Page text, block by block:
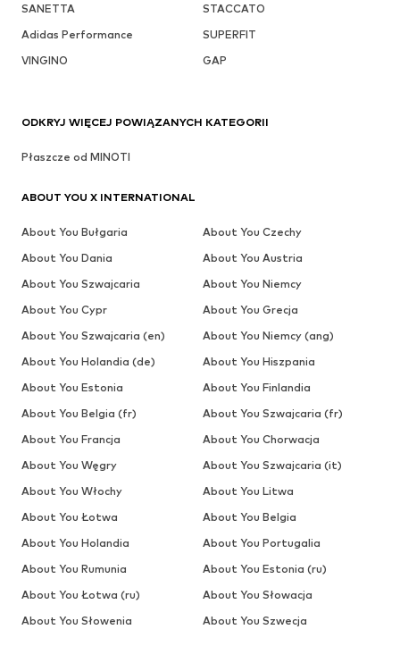
SANETTA
STACCATO
Adidas Performance
SUPERFIT
VINGINO
GAP
ODKRYJ WIĘCEJ POWIĄZANYCH KATEGORII
Płaszcze od MINOTI
ABOUT YOU X INTERNATIONAL
About You Bułgaria
About You Czechy
About You Dania
About You Austria
About You Szwajcaria
About You Niemcy
About You Cypr
About You Grecja
About You Szwajcaria (en)
About You Niemcy (ang)
About You Holandia (de)
About You Hiszpania
About You Estonia
About You Finlandia
About You Belgia (fr)
About You Szwajcaria (fr)
About You Francja
About You Chorwacja
About You Węgry
About You Szwajcaria (it)
About You Włochy
About You Litwa
About You Łotwa
About You Belgia
About You Holandia
About You Portugalia
About You Rumunia
About You Estonia (ru)
About You Łotwa (ru)
About You Słowacja
About You Słowenia
About You Szwecja